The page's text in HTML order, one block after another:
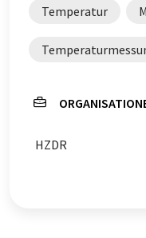
Temperatur
HZDR